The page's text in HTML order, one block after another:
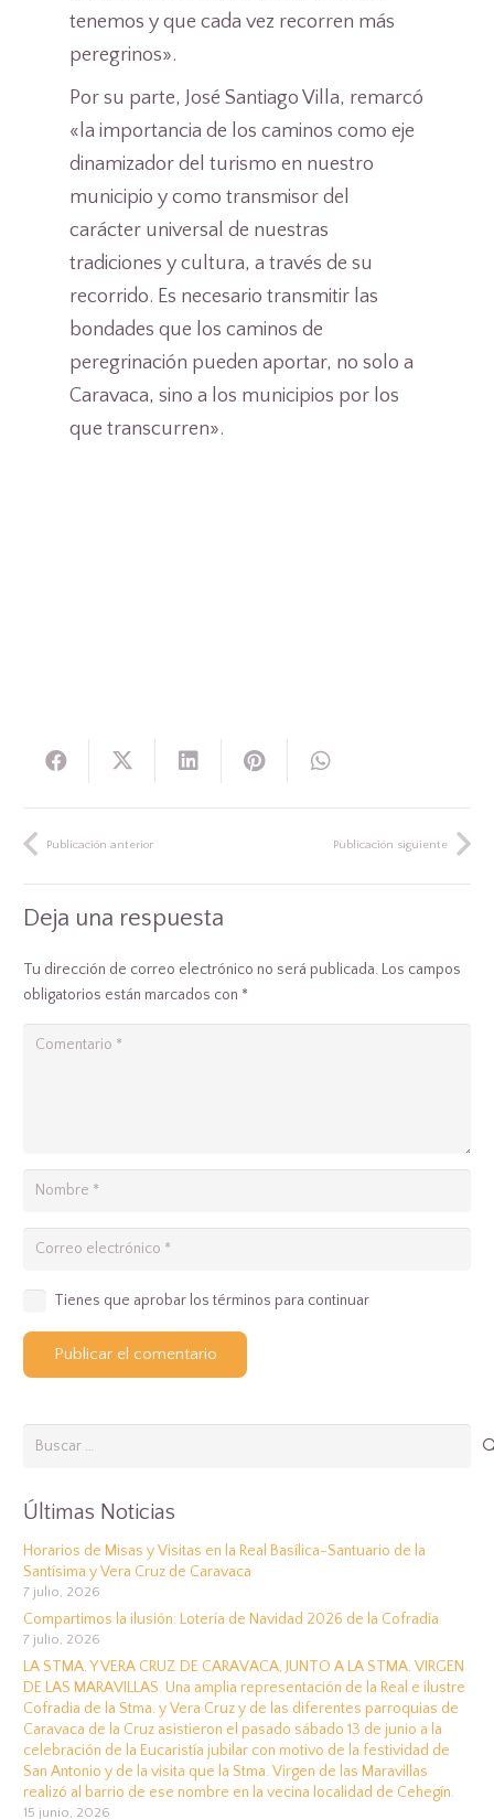
tenemos y que cada vez recorren más
peregrinos».
Por su parte, José Santiago Villa, remarcó
«la importancia de los caminos como eje
dinamizador del turismo en nuestro
municipio y como transmisor del
carácter universal de nuestras
tradiciones y cultura, a través de su
recorrido. Es necesario transmitir las
bondades que los caminos de
peregrinación pueden aportar, no solo a
Caravaca, sino a los municipios por los
que transcurren».
Publicación anterior Publicación siguiente
Deja una respuesta
Tu dirección de correo electrónico no será publicada. Los campos
obligatorios están marcados con *
Tienes que aprobar los términos para continuar
Publicar el comentario
Buscar:
Últimas Noticias
Horarios de Misas y Visitas en la Real Basílica-Santuario de la
Santísima y Vera Cruz de Caravaca
7 julio, 2026
Compartimos la ilusión: Lotería de Navidad 2026 de la Cofradía
7 julio, 2026
LA STMA. Y VERA CRUZ DE CARAVACA, JUNTO A LA STMA. VIRGEN
DE LAS MARAVILLAS. Una amplia representación de la Real e ilustre
Cofradia de la Stma. y Vera Cruz y de las diferentes parroquias de
Caravaca de la Cruz asistieron el pasado sábado 13 de junio a la
celebración de la Eucaristía jubilar con motivo de la festividad de
San Antonio y de la visita que la Stma. Virgen de las Maravillas
realizó al barrio de ese nombre en la vecina localidad de Cehegín.
15 junio, 2026